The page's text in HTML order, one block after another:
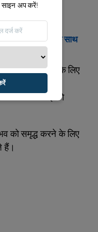
चीनी राशिफल के साथ
रहें!
राशिफल दिखाने के लिए
करें और उच्च
अपनी कमाई को
को समृद्ध करने के लिए
हैं।
साइन अप करें!